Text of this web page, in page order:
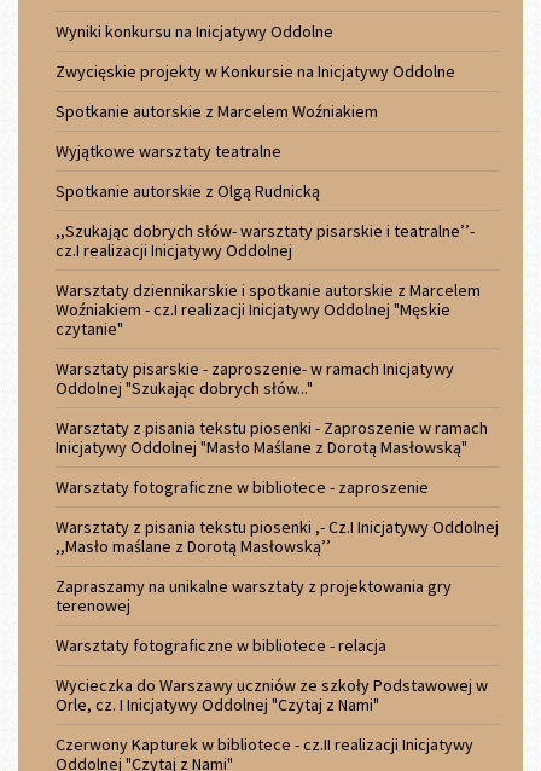
Wyniki konkursu na Inicjatywy Oddolne
Zwycięskie projekty w Konkursie na Inicjatywy Oddolne
Spotkanie autorskie z Marcelem Woźniakiem
Wyjątkowe warsztaty teatralne
Spotkanie autorskie z Olgą Rudnicką
,,Szukając dobrych słów- warsztaty pisarskie i teatralne’’-
cz.I realizacji Inicjatywy Oddolnej
Warsztaty dziennikarskie i spotkanie autorskie z Marcelem
Woźniakiem - cz.I realizacji Inicjatywy Oddolnej "Męskie
czytanie"
Warsztaty pisarskie - zaproszenie- w ramach Inicjatywy
Oddolnej "Szukając dobrych słów..."
Warsztaty z pisania tekstu piosenki - Zaproszenie w ramach
Inicjatywy Oddolnej "Masło Maślane z Dorotą Masłowską"
Warsztaty fotograficzne w bibliotece - zaproszenie
Warsztaty z pisania tekstu piosenki ,- Cz.I Inicjatywy Oddolnej
,,Masło maślane z Dorotą Masłowską’’
Zapraszamy na unikalne warsztaty z projektowania gry
terenowej
Warsztaty fotograficzne w bibliotece - relacja
Wycieczka do Warszawy uczniów ze szkoły Podstawowej w
Orle, cz. I Inicjatywy Oddolnej "Czytaj z Nami"
Czerwony Kapturek w bibliotece - cz.II realizacji Inicjatywy
Oddolnej "Czytaj z Nami"